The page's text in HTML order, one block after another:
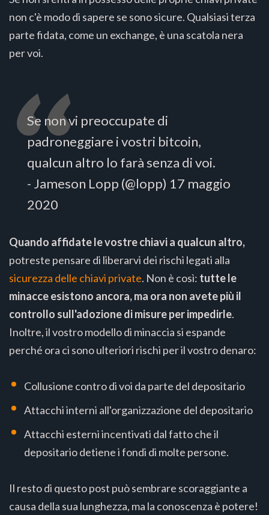
non c'è modo di sapere se sono sicure. Qualsiasi terza
parte fidata, come un exchange, è una scatola nera
per voi.
Se non vi preoccupate di
padroneggiare i vostri bitcoin,
qualcun altro lo farà senza di voi.
- Jameson Lopp (@lopp) 17 maggio
2020
Quando affidate le vostre chiavi a qualcun altro,
potreste pensare di liberarvi dei rischi legati alla
sicurezza delle chiavi private. Non è così: tutte le
minacce esistono ancora, ma ora non avete più il
controllo sull'adozione di misure per impedirle.
Inoltre, il vostro modello di minaccia si espande
perché ora ci sono ulteriori rischi per il vostro denaro:
Collusione contro di voi da parte del depositario
Attacchi interni all'organizzazione del depositario
Attacchi esterni incentivati dal fatto che il
depositario detiene i fondi di molte persone.
Il resto di questo post può sembrare scoraggiante a
causa della sua lunghezza, ma la conoscenza è potere!